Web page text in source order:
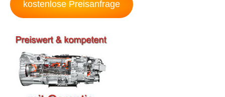
kostenlose Preisanfrage